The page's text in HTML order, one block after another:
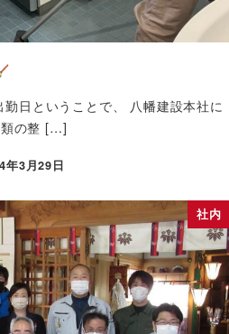
日ということで、 八幡建設本社に
の整 […]
年3月29日
社内